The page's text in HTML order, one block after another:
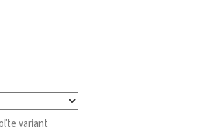
variant